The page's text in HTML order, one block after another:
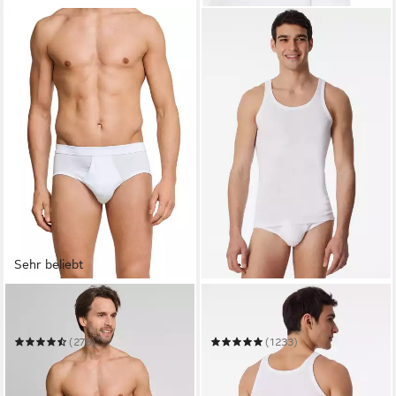
Sehr beliebt
Slip Original Classics
(276)
ab 27,99 € UVP 34,45 €
(9,33 €/ 1 Stk)
Unterhemd Original Classics
(1233)
ab 27,99 €
34,45 €
(9,33 €/ 1 Stk)